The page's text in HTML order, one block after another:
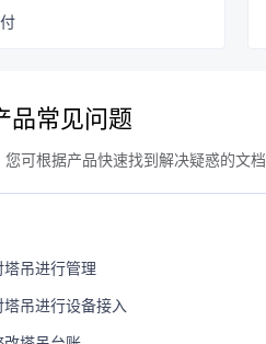
品常见问题
可根据产品快速找到解决疑惑的文档
吊进行管理
吊进行设备接入